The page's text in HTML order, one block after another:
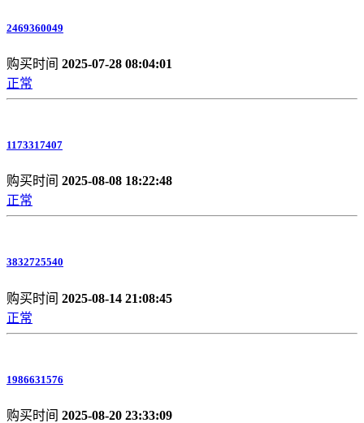
2469360049
购买时间 2025-07-28 08:04:01
正常
1173317407
购买时间 2025-08-08 18:22:48
正常
3832725540
购买时间 2025-08-14 21:08:45
正常
1986631576
购买时间 2025-08-20 23:33:09